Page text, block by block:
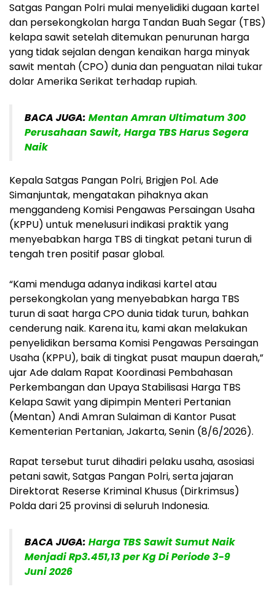
Satgas Pangan Polri mulai menyelidiki dugaan kartel
dan persekongkolan harga Tandan Buah Segar (TBS)
kelapa sawit setelah ditemukan penurunan harga
yang tidak sejalan dengan kenaikan harga minyak
sawit mentah (CPO) dunia dan penguatan nilai tukar
dolar Amerika Serikat terhadap rupiah.
BACA JUGA: Mentan Amran Ultimatum 300
Perusahaan Sawit, Harga TBS Harus Segera
Naik
Kepala Satgas Pangan Polri, Brigjen Pol. Ade
Simanjuntak, mengatakan pihaknya akan
menggandeng Komisi Pengawas Persaingan Usaha
(KPPU) untuk menelusuri indikasi praktik yang
menyebabkan harga TBS di tingkat petani turun di
tengah tren positif pasar global.
“Kami menduga adanya indikasi kartel atau
persekongkolan yang menyebabkan harga TBS
turun di saat harga CPO dunia tidak turun, bahkan
cenderung naik. Karena itu, kami akan melakukan
penyelidikan bersama Komisi Pengawas Persaingan
Usaha (KPPU), baik di tingkat pusat maupun daerah,”
ujar Ade dalam Rapat Koordinasi Pembahasan
Perkembangan dan Upaya Stabilisasi Harga TBS
Kelapa Sawit yang dipimpin Menteri Pertanian
(Mentan) Andi Amran Sulaiman di Kantor Pusat
Kementerian Pertanian, Jakarta, Senin (8/6/2026).
Rapat tersebut turut dihadiri pelaku usaha, asosiasi
petani sawit, Satgas Pangan Polri, serta jajaran
Direktorat Reserse Kriminal Khusus (Dirkrimsus)
Polda dari 25 provinsi di seluruh Indonesia.
BACA JUGA: Harga TBS Sawit Sumut Naik
Menjadi Rp3.451,13 per Kg Di Periode 3-9
Juni 2026